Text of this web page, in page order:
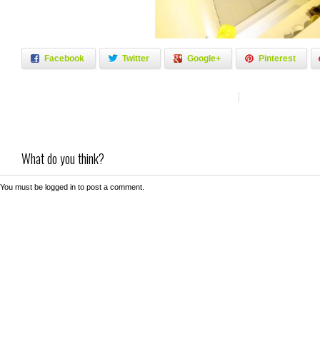
Facebook Twitter Google+ Pinterest
What do you think?
You must be logged in to post a comment.